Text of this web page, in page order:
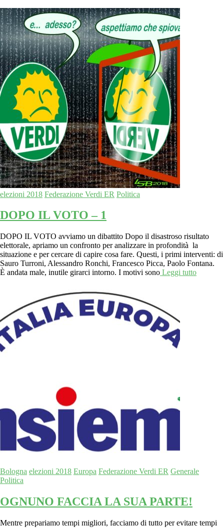
elezioni 2018 Federazione Verdi ER Politica
DOPO IL VOTO – 1
DOPO IL VOTO avviamo un dibattito Dopo il disastroso risultato
elettorale, apriamo un confronto per analizzare in profondità la
situazione e per cercare di capire cosa fare. Questi, i primi interventi: di
Sauro Turroni, Alessandro Ronchi, Francesco Picca, Paolo Fontana.
È andata male, inutile girarci intorno. I motivi sono Leggi tutto
Bologna elezioni 2018 Europa Federazione Verdi ER Generale
Politica
OGNUNO FACCIA LA SUA PARTE!
Mentre prepariamo tempi migliori, facciamo di tutto per evitare tempi